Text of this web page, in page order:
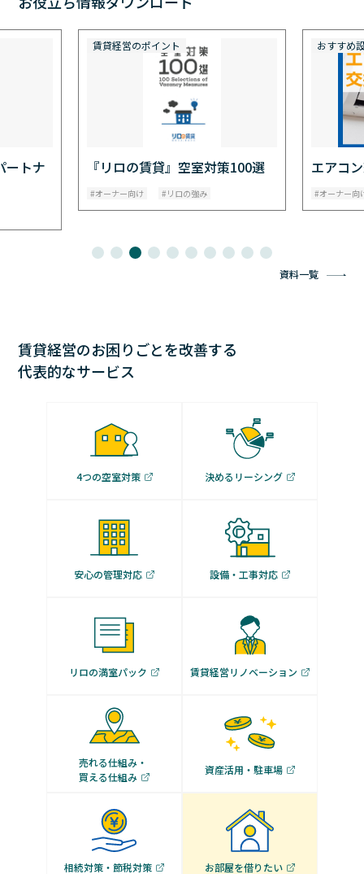
ートナ
賃貸経営のポイント
『リロの賃貸』空室対策100選
オーナー向け リロの強み
おすすめ
エアコ
オーナー向
資料一覧
賃貸経営のお困りごとを改善する
代表的なサービス
4つの空室対策 決めるリーシング
安心の管理対応 設備・工事対応
リロの満室パック 賃貸経営リノベーション
売れる仕組み・
買える仕組み
資産活用・駐車場
相続対策・節税対策 お部屋を借りたい